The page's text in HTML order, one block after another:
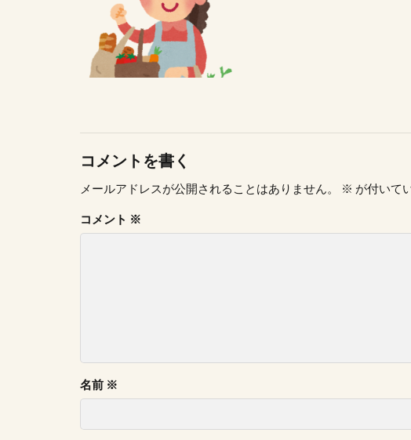
コメントを書く
メールアドレスが公開されることはありません。 ※ が付いて
コメント ※
名前 ※